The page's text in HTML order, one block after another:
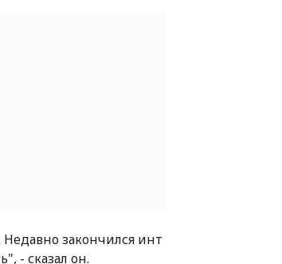
закончился инт
- сказал он.